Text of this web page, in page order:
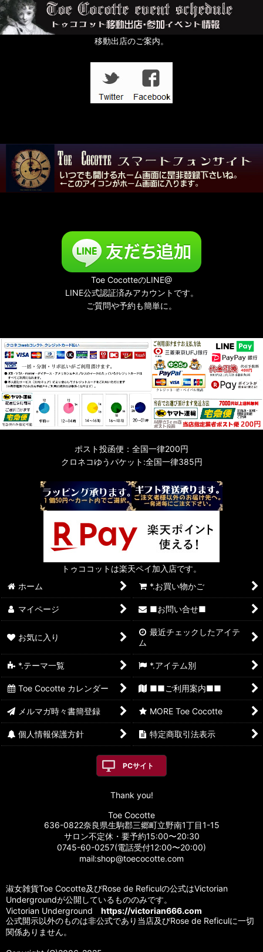
移動出店のご案内。
Toe CocotteのLINE@
LINE公式認証済みアカウントです。
ご質問や予約も簡単に。
ポスト投函便：全国一律200円
クロネコゆうパケット:全国一律385円
トゥココットは楽天ペイ加入店です。
ホーム
*.お買い物かご
マイページ ■お問い合せ■
お気に入り
最近チェックしたアイテ
ム
*.テーマ一覧 *.アイテム別
Toe Cocotte カレンダー ■■ご利用案内■■
メルマガ時々書簡登録 MORE Toe Cocotte
個人情報保護方針 特定商取引法表示
PCサイト
Thank you!
Toe Cocotte
636-0822奈良県生駒郡三郷町立野南1丁目1-15
サロン不定休・要予約15:00〜20:30
0745-60-0257(電話受付12:00〜20:00)
mail:shop@toecocotte.com
淑女雑貨Toe Cocotte及びRose de Reficulの公式はVictorian
Undergroundが公開しているもののみです。
Victorian Underground https://victorian666.com
公式開示以外のものは非公式であり当店及びRose de Reficulに一切
関係ありません。